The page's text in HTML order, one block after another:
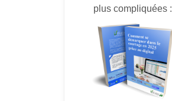
plus compliquées :